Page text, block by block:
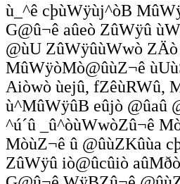
ù_^ê cþùWÿùj^òB
G@û¬ê aûeò ZûWÿû
@ùU ZûWÿûùWwò
MûWÿòMò@ûùZ¬ê
Aiòwò ùejû, fZêùRWû,
ù^MûWÿûB eûjò @ûaû
^ú´û _û^òùWwòZû¬ê
MòùZ¬ê û @ûùZKûùa
ZûWÿû iò@ûcûiò